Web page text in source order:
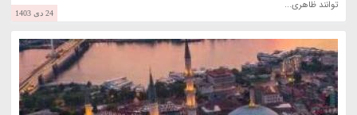
توانند ظاهری...
24 دی 1403